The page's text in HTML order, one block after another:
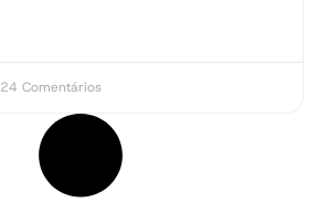
24 Comentários